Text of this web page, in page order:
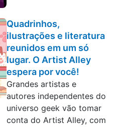
Quadrinhos,
ilustrações e literatura
reunidos em um só
lugar. O Artist Alley
espera por você!
Grandes artistas e
autores independentes do
universo geek vão tomar
conta do Artist Alley, com